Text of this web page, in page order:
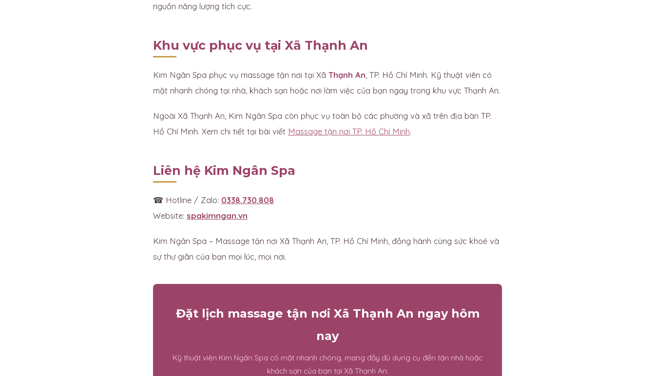
nguồn năng lượng tích cực.
Khu vực phục vụ tại Xã Thạnh An
Kim Ngân Spa phục vụ massage tận nơi tại Xã Thạnh An , TP. Hồ Chí Minh. Kỹ thuật viên có
mặt nhanh chóng tại nhà, khách sạn hoặc nơi làm việc của bạn ngay trong khu vực Thạnh An.
Ngoài Xã Thạnh An, Kim Ngân Spa còn phục vụ toàn bộ các phường và xã trên địa bàn TP.
Hồ Chí Minh. Xem chi tiết tại bài viết Massage tận nơi TP. Hồ Chí Minh.
Liên hệ Kim Ngân Spa
☎ Hotline / Zalo: 0338.730.808
Website: spakimngan.vn
Kim Ngân Spa – Massage tận nơi Xã Thạnh An, TP. Hồ Chí Minh, đồng hành cùng sức khoẻ và
sự thư giãn của bạn mọi lúc, mọi nơi.
Đặt lịch massage tận nơi Xã Thạnh An ngay hôm
nay
Kỹ thuật viên Kim Ngân Spa có mặt nhanh chóng, mang đầy đủ dụng cụ đến tận nhà hoặc
khách sạn của bạn tại Xã Thạnh An.